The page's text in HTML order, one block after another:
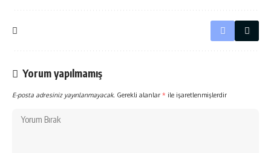
Yorum yapılmamış
E-posta adresiniz yayınlanmayacak. Gerekli alanlar * ile işaretlenmişlerdir